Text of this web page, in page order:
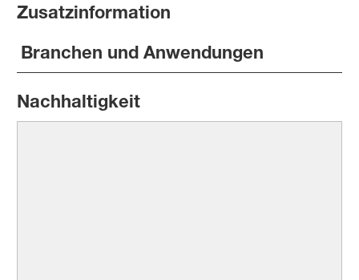
Zusatzinformation
Branchen und Anwendungen
Nachhaltigkeit